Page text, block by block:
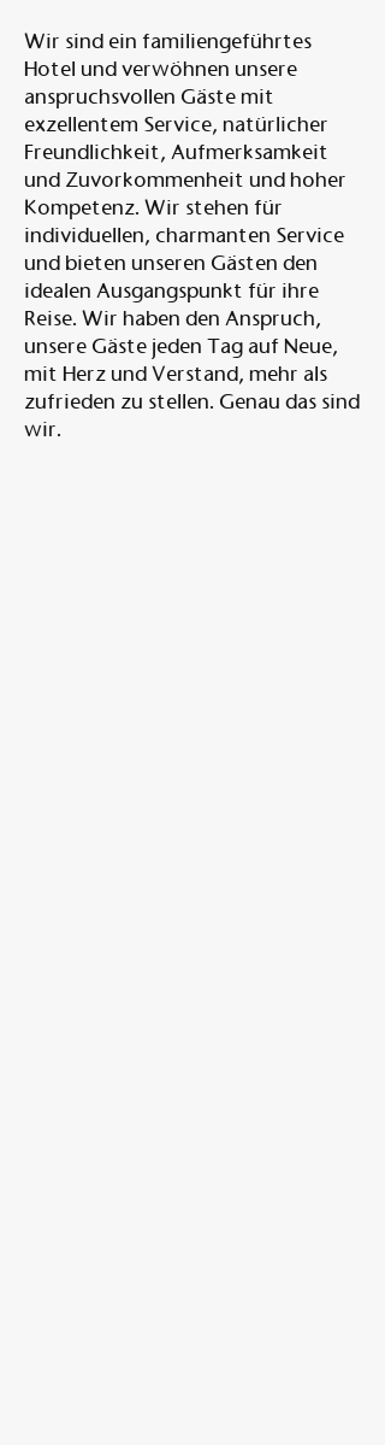
Wir sind ein familiengeführtes
Hotel und verwöhnen unsere
anspruchsvollen Gäste mit
exzellentem Service, natürlicher
Freundlichkeit, Aufmerksamkeit
und Zuvorkommenheit und hoher
Kompetenz. Wir stehen für
individuellen, charmanten Service
und bieten unseren Gästen den
idealen Ausgangspunkt für ihre
Reise. Wir haben den Anspruch,
unsere Gäste jeden Tag auf Neue,
mit Herz und Verstand, mehr als
zufrieden zu stellen. Genau das sind
wir.